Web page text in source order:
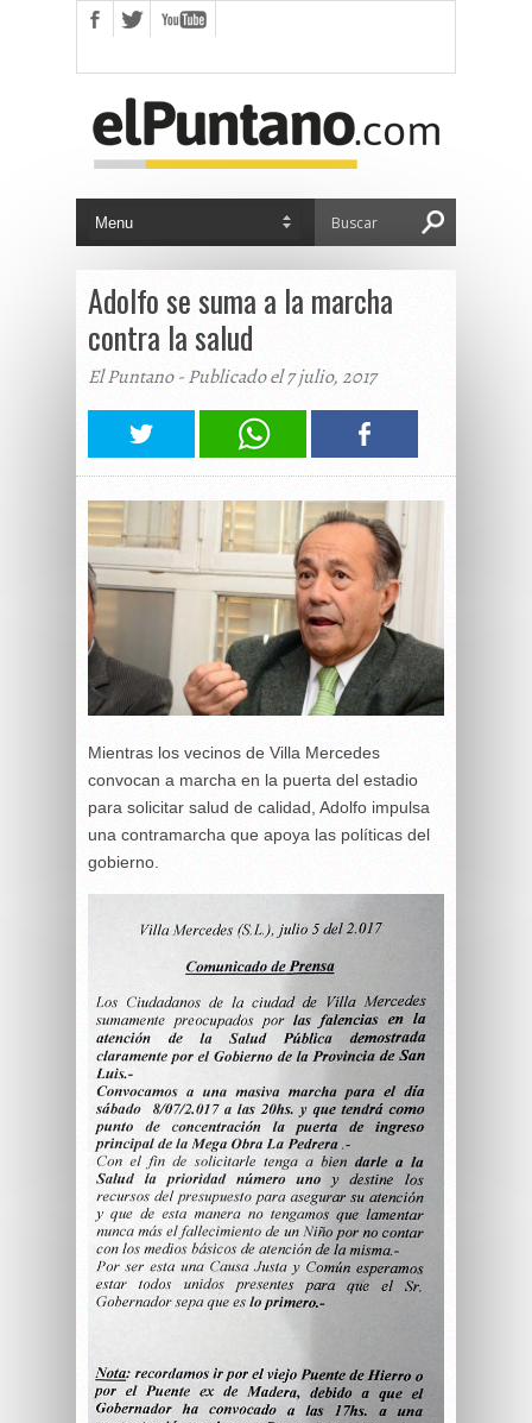
Adolfo se suma a la marcha
contra la salud
El Puntano - Publicado el 7 julio, 2017
Mientras los vecinos de Villa Mercedes
convocan a marcha en la puerta del estadio
para solicitar salud de calidad, Adolfo impulsa
una contramarcha que apoya las políticas del
gobierno.